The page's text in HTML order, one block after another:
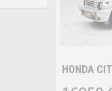
HONDA